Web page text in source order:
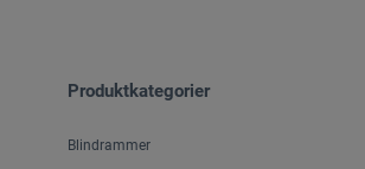
Produktkategorier
Blindrammer